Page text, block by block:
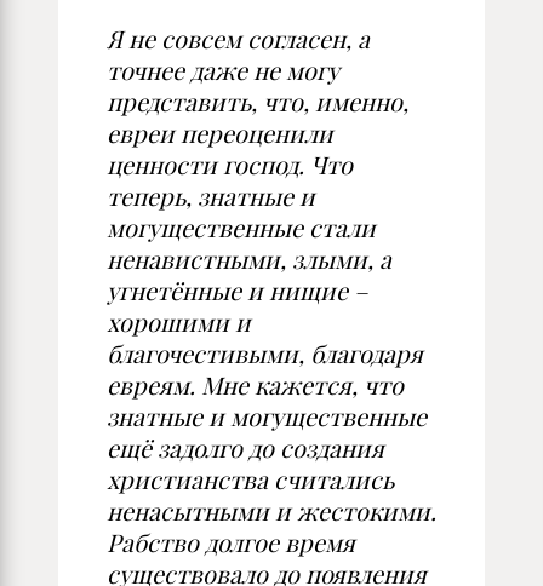
Я не совсем согласен, а
точнее даже не могу
представить, что, именно,
евреи переоценили
ценности господ. Что
теперь, знатные и
могущественные стали
ненавистными, злыми, а
угнетённые и нищие –
хорошими и
благочестивыми, благодаря
евреям. Мне кажется, что
знатные и могущественные
ещё задолго до создания
христианства считались
ненасытными и жестокими.
Рабство долгое время
существовало до появления